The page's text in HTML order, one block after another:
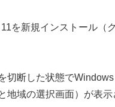
を新規インストール（
切断した状態で
地域の選択画面）が表